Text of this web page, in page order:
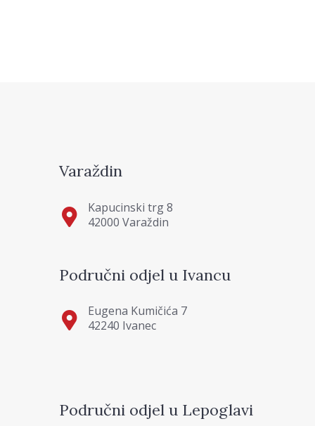
Varaždin
Kapucinski trg 8
42000 Varaždin
Područni odjel u Ivancu
Eugena Kumičića 7
42240 Ivanec
Područni odjel u Lepoglavi